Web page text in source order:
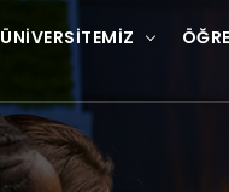
ÜNIVERSITEMIZ